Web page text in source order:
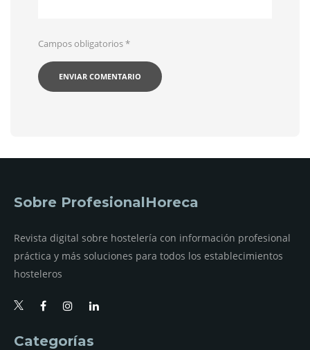
Campos obligatorios*
Sobre ProfesionalHoreca
Revista digital sobre hostelería con información profesional
práctica y más soluciones para todos los establecimientos
hosteleros
Categorías